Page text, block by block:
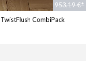
953,19 €*
CombiPack